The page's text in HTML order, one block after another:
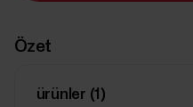
Özet
ürünler (1 )